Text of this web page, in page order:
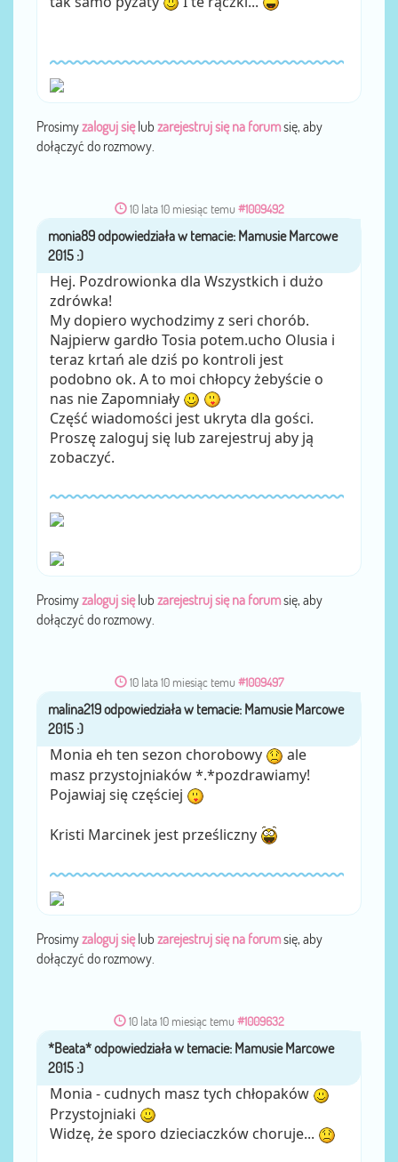
Prosimyzaloguj sięlub zarejestruj się na forumsię, aby
dołączyć do rozmowy.
10 lata 10 miesiąc temu #1009492
przezmonia89
Hej. Pozdrowionka dla Wszystkich i dużo
zdrówka!
My dopiero wychodzimy z seri chorób.
Najpierw gardło Tosia potem.ucho Olusia i
teraz krtań ale dziś po kontroli jest
podobno ok. A to moi chłopcy żebyście o
nas nie Zapomniały
Część wiadomości jest ukryta dla gości.
Proszę zaloguj się lub zarejestruj aby ją
zobaczyć.
Prosimyzaloguj sięlub zarejestruj się na forumsię, aby
dołączyć do rozmowy.
10 lata 10 miesiąc temu #1009497
przezmalina219
Monia eh ten sezon chorobowy
ale
masz przystojniaków *.*pozdrawiamy!
Pojawiaj się częściej
Kristi Marcinek jest prześliczny
Prosimyzaloguj sięlub zarejestruj się na forumsię, aby
dołączyć do rozmowy.
10 lata 10 miesiąc temu #1009632
przez *Beata*
Monia - cudnych masz tych chłopaków
Przystojniaki
Widzę, że sporo dzieciaczków choruje...